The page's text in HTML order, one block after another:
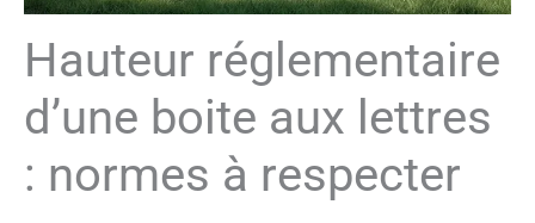
Hauteur réglementaire
d’une boite aux lettres
: normes à respecter